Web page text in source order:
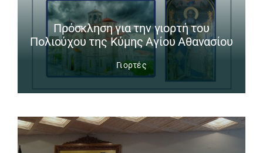
Πρόσκληση για την γιορτή του
Πολιούχου της Κύμης Αγίου Αθανασίου
Γιορτές